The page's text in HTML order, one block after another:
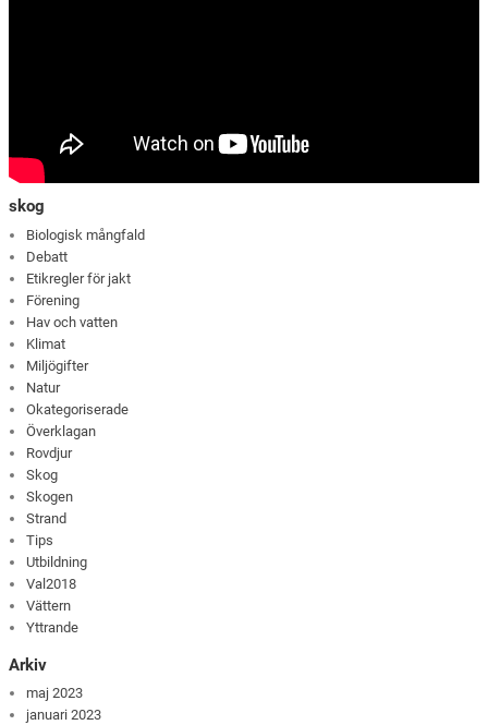
skog
Biologisk mångfald
Debatt
Etikregler för jakt
Förening
Hav och vatten
Klimat
Miljögifter
Natur
Okategoriserade
Överklagan
Rovdjur
Skog
Skogen
Strand
Tips
Utbildning
Val2018
Vättern
Yttrande
Arkiv
maj 2023
januari 2023